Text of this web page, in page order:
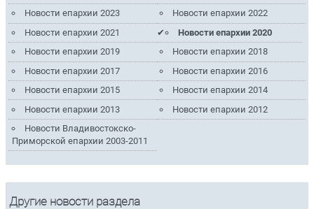
Новости епархии 2023
Новости епархии 2022
Новости епархии 2021
Новости епархии 2020
Новости епархии 2019
Новости епархии 2018
Новости епархии 2017
Новости епархии 2016
Новости епархии 2015
Новости епархии 2014
Новости епархии 2013
Новости епархии 2012
Новости Владивостокско-
Приморской епархии 2003-2011
Другие новости раздела